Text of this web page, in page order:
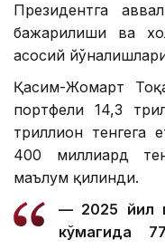
Президентга
бажарилиши ва
асосий
Қасим-Жомарт
портфели 14,3
триллион тенгега
400 миллиард
маълум қилинди.
— 2025 йил
кўмагида